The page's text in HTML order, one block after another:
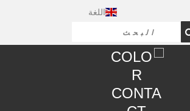
اللغة